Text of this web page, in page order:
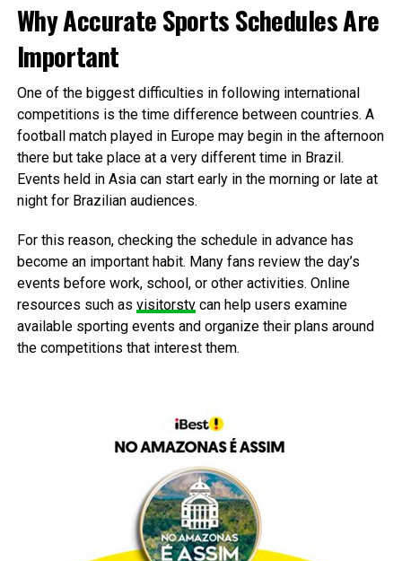
Why Accurate Sports Schedules Are
Important
One of the biggest difficulties in following international
competitions is the time difference between countries. A
football match played in Europe may begin in the afternoon
there but take place at a very different time in Brazil.
Events held in Asia can start early in the morning or late at
night for Brazilian audiences.
For this reason, checking the schedule in advance has
become an important habit. Many fans review the day’s
events before work, school, or other activities. Online
resources such as visitorstvcan help users examine
available sporting events and organize their plans around
the competitions that interest them.